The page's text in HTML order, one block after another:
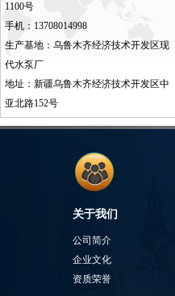
1100号
手机：13708014998
生产基地：乌鲁木齐经济技术开发区现
代水泵厂
地址：新疆乌鲁木齐经济技术开发区中
亚北路152号
关于我们
公司简介
企业文化
资质荣誉